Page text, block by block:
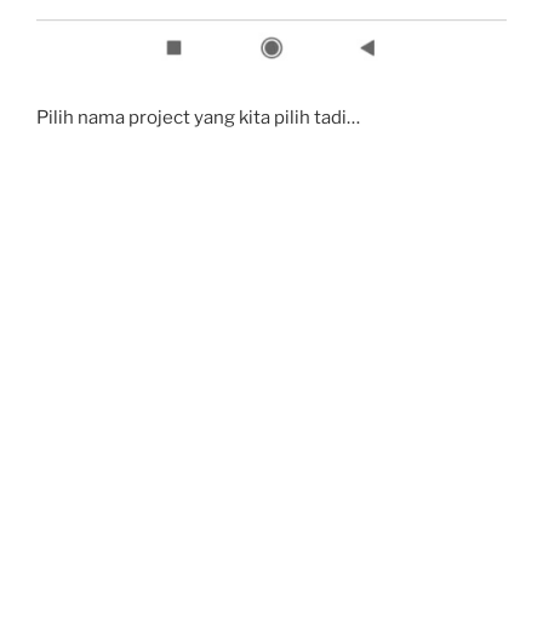
Pilih nama project yang kita pilih tadi…